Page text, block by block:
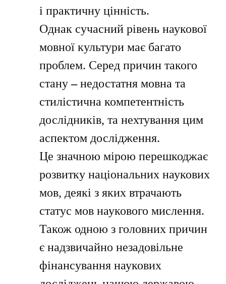
і практичну цінність.
Однак сучасний рівень наукової
мовної культури має багато
проблем. Серед причин такого
стану–недостатня мовна та
стилістична компетентність
дослідників, та нехтування цим
аспектом дослідження.
Це значною мірою перешкоджає
розвитку національних наукових
мов, деякі з яких втрачають
статус мов наукового мислення.
Також одною з головних причин
є надзвичайно незадовільне
фінансування наукових